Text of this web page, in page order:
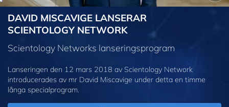
DAVID MISCAVIGE LANSERAR
SCIENTOLOGY NETWORK
Scientology Networks lanseringsprogram
Lanseringen den 12 mars 2018 av Scientology Network
introducerades av mr David Miscavige under detta en timme
långa specialprogram.